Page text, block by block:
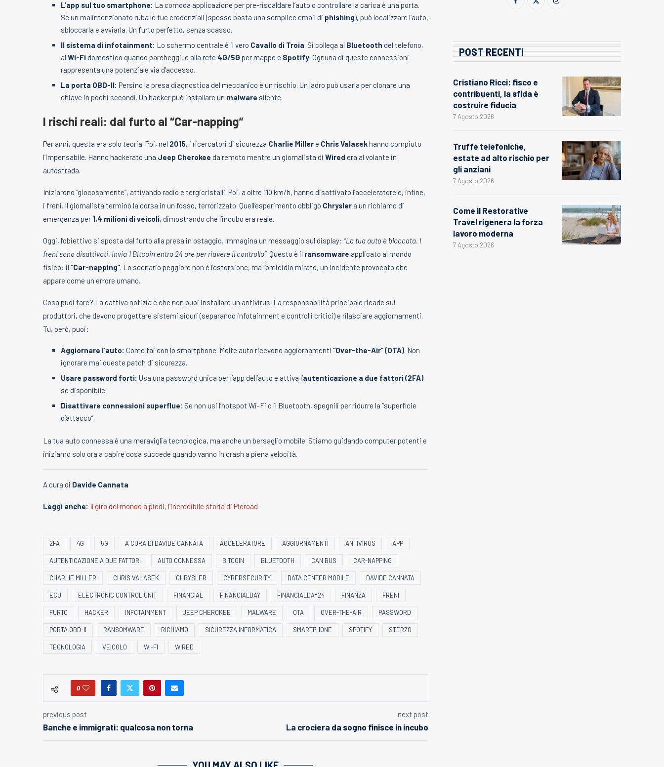
L’app sul tuo smartphone: La comoda applicazione per pre-riscaldare l’auto o controllare la carica è una porta.
Se un malintenzionato ruba le tue credenziali (spesso basta una semplice email di phishing), può localizzare l’auto,
sbloccarla e avviarla. Un furto perfetto, senza scasso.
Il sistema di infotainment: Lo schermo centrale è il vero Cavallo di Troia. Si collega al Bluetooth del telefono,
al Wi-Fidomestico quando parcheggi, e alla rete 4G/5G per mappe e Spotify. Ognuna di queste connessioni
rappresenta una potenziale via d’accesso.
La porta OBD-II: Persino la presa diagnostica del meccanico è un rischio. Un ladro può usarla per clonare una
chiave in pochi secondi. Un hacker può installare un malware silente.
I rischi reali: dal furto al “Car-napping”
Per anni, questa era solo teoria. Poi, nel 2015, i ricercatori di sicurezza Charlie Millere Chris Valasekhanno compiuto
l’impensabile. Hanno hackerato una Jeep Cherokee da remoto mentre un giornalista di Wired era al volante in
autostrada.
Iniziarono “giocosamente”, attivando radio e tergicristalli. Poi, a oltre 110 km/h, hanno disattivato l’acceleratore e, infine,
i freni. Il giornalista terminò la corsa in un fosso, terrorizzato. Quell’esperimento obbligò Chrysler a un richiamo di
emergenza per 1,4 milioni di veicoli, dimostrando che l’incubo era reale.
Oggi, l’obiettivo si sposta dal furto alla presa in ostaggio. Immagina un messaggio sul display: “La tua auto è bloccata. I
freni sono disattivati. Invia 1 Bitcoin entro 24 ore per riavere il controllo”. Questo è il ransomware applicato al mondo
fisico: il “Car-napping”. Lo scenario peggiore non è l’estorsione, ma l’omicidio mirato, un incidente provocato che
appare come un errore umano.
Cosa puoi fare? La cattiva notizia è che non puoi installare un antivirus. La responsabilità principale ricade sui
produttori, che devono progettare sistemi sicuri (separando infotainment e controlli critici) e rilasciare aggiornamenti.
Tu, però, puoi:
Aggiornare l’auto: Come fai con lo smartphone. Molte auto ricevono aggiornamenti “Over-the-Air” (OTA). Non
ignorare mai queste patch di sicurezza.
Usare password forti: Usa una password unica per l’app dell’auto e attiva l’autenticazione a due fattori (2FA)
se disponibile.
Disattivare connessioni superflue: Se non usi l’hotspot Wi-Fi o il Bluetooth, spegnili per ridurre la “superficie
d’attacco”.
La tua auto connessa è una meraviglia tecnologica, ma anche un bersaglio mobile. Stiamo guidando computer potenti e
iniziamo solo ora a capire cosa succede quando vanno in crash a piena velocità.
A cura di Davide Cannata
Leggi anche: Il giro del mondo a piedi, l’incredibile storia di Pieroad
2FA 4G 5G A CURA DI DAVIDE CANNATA ACCELERATORE AGGIORNAMENTI ANTIVIRUS APP
AUTENTICAZIONE A DUE FATTORI AUTO CONNESSA BITCOIN BLUETOOTH CAN BUS CAR-NAPPING
CHARLIE MILLER CHRIS VALASEK CHRYSLER CYBERSECURITY DATA CENTER MOBILE DAVIDE CANNATA
ECU ELECTRONIC CONTROL UNIT FINANCIAL FINANCIALDAY FINANCIALDAY24 FINANZA FRENI
FURTO HACKER INFOTAINMENT JEEP CHEROKEE MALWARE OTA OVER-THE-AIR PASSWORD
PORTA OBD-II RANSOMWARE RICHIAMO SICUREZZA INFORMATICA SMARTPHONE SPOTIFY STERZO
TECNOLOGIA VEICOLO WI-FI WIRED
0
previous post
Banche e immigrati: qualcosa non torna
next post
La crociera da sogno finisce in incubo
POST RECENTI
Cristiano Ricci: fisco e
contribuenti, la sfida è
costruire fiducia
7 Agosto 2026
Truffe telefoniche,
estate ad alto rischio per
gli anziani
7 Agosto 2026
Come il Restorative
Travel rigenera la forza
lavoro moderna
7 Agosto 2026